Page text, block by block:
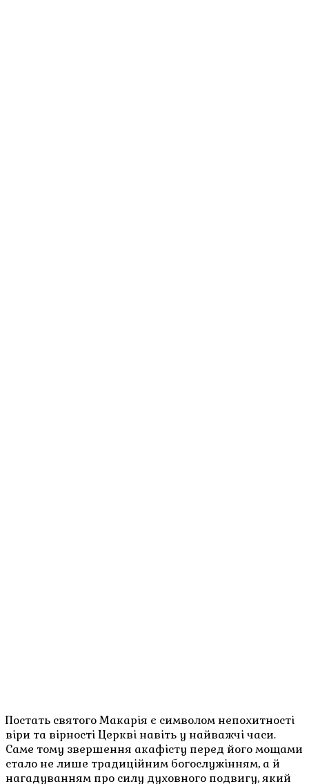
Постать святого Макарія є символом непохитності
віри та вірності Церкві навіть у найважчі часи.
Саме тому звершення акафісту перед його мощами
стало не лише традиційним богослужінням, а й
нагадуванням про силу духовного подвигу, який